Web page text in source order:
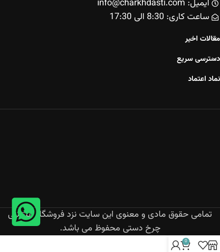
ایمیل: info@charkhdasti.com
ساعت کاری: 8:30 الی 17:30
مقالات اخیر
دسترسی سریع
نماد اعتماد
تمامی حقوق مادی و معنوی این سایت نزد فروشگاه اینترنتی
چرخ دستی محفوظ می باشد.
0